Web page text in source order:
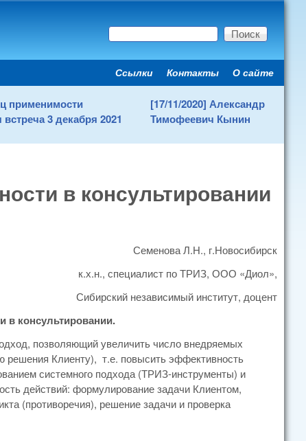
Форма поиска
Поиск
Secondary menu
Ссылки Контакты О сайте
применимости
3 декабря 2021
[17/11/2020] Александр
Тимофеевич Кынин
в консультировании
Семенова Л.Н., г.Новосибирск
к.х.н., специалист по ТРИЗ, ООО «Диол»,
Сибирский независимый институт, доцент
в консультировании.
позволяющий увеличить число внедряемых
решения Клиенту), т.е. повысить эффективность
системного подхода (ТРИЗ-инструменты) и
действий: формулирование задачи Клиентом,
(противоречия), решение задачи и проверка